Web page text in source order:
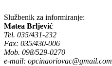
Službenik za informiranje:
Matea Brljević
Tel. 035/431-232
Fax: 035/430-006
Mob. 098/529-0270
e-mail: opcinaoriovac@gmail.com